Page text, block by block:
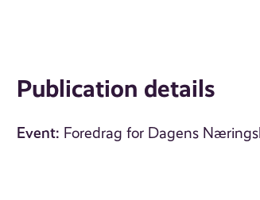
Publication details
Event: Foredrag for Dagens